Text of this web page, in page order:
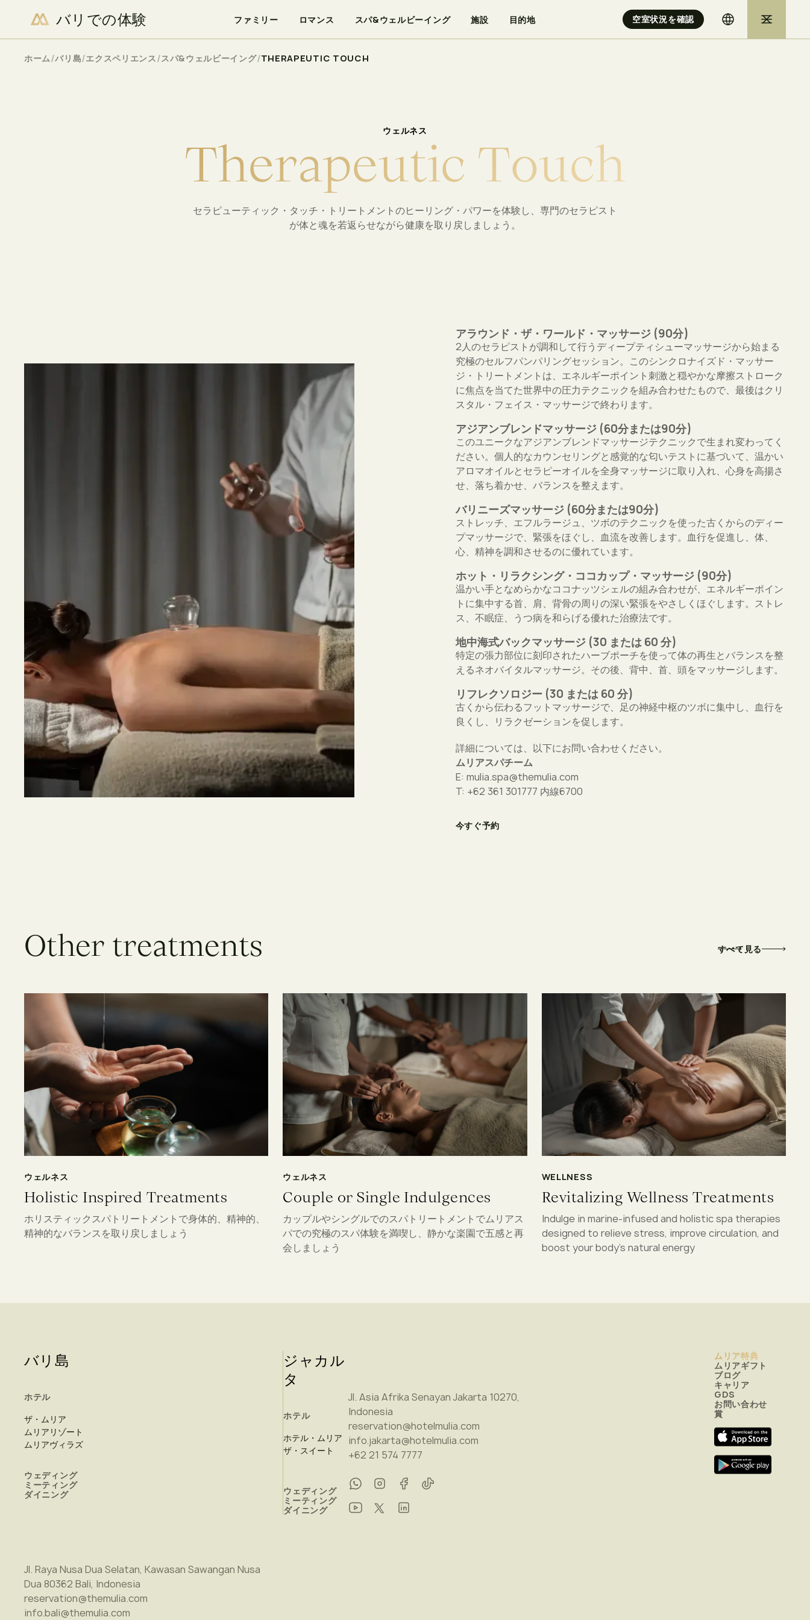
空室状況を確認
バリでの体験 ファミリー ロマンス スパ&ウェルビーイング 施設 目的地 空室状況を確認
ホーム/バリ島/エクスペリエンス/スパ&ウェルビーイング/THERAPEUTIC TOUCH
ウェルネス
Therapeutic Touch
セラピューティック・タッチ・トリートメントのヒーリング・パワーを体験し、専門のセラピスト
が体と魂を若返らせながら健康を取り戻しましょう。
アラウンド・ザ・ワールド・マッサージ (90分)
2人のセラピストが調和して行うディープティシューマッサージから始まる
究極のセルフパンパリングセッション。このシンクロナイズド・マッサー
ジ・トリートメントは、エネルギーポイント刺激と穏やかな摩擦ストローク
に焦点を当てた世界中の圧力テクニックを組み合わせたもので、最後はクリ
スタル・フェイス・マッサージで終わります。
アジアンブレンドマッサージ (60分または90分)
このユニークなアジアンブレンドマッサージテクニックで生まれ変わってく
ださい。個人的なカウンセリングと感覚的な匂いテストに基づいて、温かい
アロマオイルとセラピーオイルを全身マッサージに取り入れ、心身を高揚さ
せ、落ち着かせ、バランスを整えます。
バリニーズマッサージ (60分または90分)
ストレッチ、エフルラージュ、ツボのテクニックを使った古くからのディー
プマッサージで、緊張をほぐし、血流を改善します。血行を促進し、体、
心、精神を調和させるのに優れています。
ホット・リラクシング・ココカップ・マッサージ (90分)
温かい手となめらかなココナッツシェルの組み合わせが、エネルギーポイン
トに集中する首、肩、背骨の周りの深い緊張をやさしくほぐします。ストレ
ス、不眠症、うつ病を和らげる優れた治療法です。
地中海式バックマッサージ (30 または 60 分)
特定の張力部位に刻印されたハーブポーチを使って体の再生とバランスを整
えるネオバイタルマッサージ。その後、背中、首、頭をマッサージします。
リフレクソロジー (30 または 60 分)
古くから伝わるフットマッサージで、足の神経中枢のツボに集中し、血行を
良くし、リラクゼーションを促します。
詳細については、以下にお問い合わせください。
ムリアスパチーム
E: mulia.spa@themulia.com
T: +62 361 301777 内線6700
今すぐ予約
Other treatments すべて見る
ウェルネス
Holistic Inspired Treatments
ホリスティックスパトリートメントで身体的、精神的、
精神的なバランスを取り戻しましょう
ウェルネス
Couple or Single Indulgences
カップルやシングルでのスパトリートメントでムリアス
パでの究極のスパ体験を満喫し、静かな楽園で五感と再
会しましょう
WELLNESS
Revitalizing Wellness Treatments
Indulge in marine-infused and holistic spa therapies
designed to relieve stress, improve circulation, and
boost your body’s natural energy
バリ島
ホテル
ザ・ムリア
ムリアリゾート
ムリアヴィラズ
ウェディング
ミーティング
ダイニング
Jl. Raya Nusa Dua Selatan, Kawasan Sawangan Nusa
Dua 80362 Bali, Indonesia
reservation@themulia.com
info.bali@themulia.com
ジャカル
タ
ホテル
ホテル・ムリア
ザ・スイート
ウェディング
ミーティング
ダイニング
Jl. Asia Afrika Senayan Jakarta 10270,
Indonesia
reservation@hotelmulia.com
info.jakarta@hotelmulia.com
+62 21 574 7777
ムリア特典
ムリアギフト
ブログ
キャリア
GDS
お問い合わせ
賞